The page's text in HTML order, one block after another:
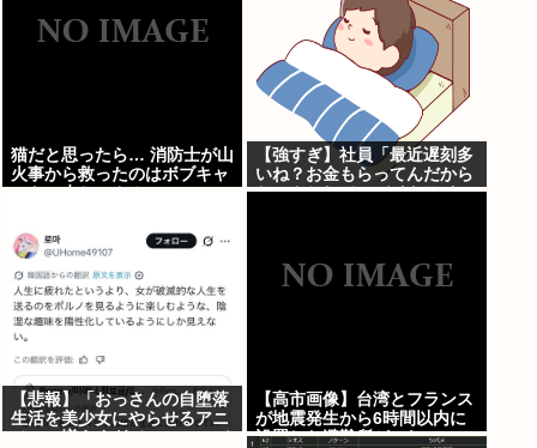
猫だと思ったら… 消防士が山
火事から救ったのはボブキャ
【強すぎ】社員「最近遅刻多
いね？お金もらってんだから
ちゃんとして」バイトワイ
【悲報】「おっさんの自堕落
生活を美少女にやらせるアニ
【高市画像】台湾とフランス
が地震発生から6時間以内に
設置した避難所がこれwww